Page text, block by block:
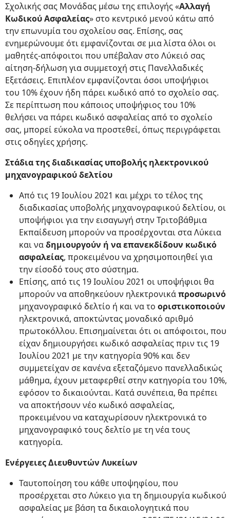
Σχολικής σας Μονάδας μέσω της επιλογής «Αλλαγή
Κωδικού Ασφαλείας» στο κεντρικό μενού κάτω από
την επωνυμία του σχολείου σας. Επίσης, σας
ενημερώνουμε ότι εμφανίζονται σε μια λίστα όλοι οι
μαθητές-απόφοιτοι που υπέβαλαν στο Λύκειό σας
αίτηση-δήλωση για συμμετοχή στις Πανελλαδικές
Εξετάσεις. Επιπλέον εμφανίζονται όσοι υποψήφιοι
του 10% έχουν ήδη πάρει κωδικό από το σχολείο σας.
Σε περίπτωση που κάποιος υποψήφιος του 10%
θελήσει να πάρει κωδικό ασφαλείας από το σχολείο
σας, μπορεί εύκολα να προστεθεί, όπως περιγράφεται
στις οδηγίες χρήσης.
Στάδια της διαδικασίας υποβολής ηλεκτρονικού
μηχανογραφικού δελτίου
Από τις 19 Ιουλίου 2021 και μέχρι το τέλος της
διαδικασίας υποβολής μηχανογραφικού δελτίου, οι
υποψήφιοι για την εισαγωγή στην Τριτοβάθμια
Εκπαίδευση μπορούν να προσέρχονται στα Λύκεια
και ναδημιουργούν ή να επανεκδίδουν κωδικό
ασφαλείας, προκειμένου να χρησιμοποιηθεί για
την είσοδό τους στο σύστημα.
Επίσης, από τις 19 Ιουλίου 2021 οι υποψήφιοι θα
μπορούν να αποθηκεύουν ηλεκτρονικάπροσωρινό
μηχανογραφικό δελτίο ή και να το οριστικοποιούν
ηλεκτρονικά, αποκτώντας μοναδικό αριθμό
πρωτοκόλλου. Επισημαίνεται ότι οι απόφοιτοι, που
είχαν δημιουργήσει κωδικό ασφαλείας πριν τις 19
Ιουλίου 2021 με την κατηγορία 90% και δεν
συμμετείχαν σε κανένα εξεταζόμενο πανελλαδικώς
μάθημα, έχουν μεταφερθεί στην κατηγορία του 10%,
εφόσον το δικαιούνται. Κατά συνέπεια, θα πρέπει
να αποκτήσουν νέο κωδικό ασφαλείας,
προκειμένου να καταχωρίσουν ηλεκτρονικά το
μηχανογραφικό τους δελτίο με τη νέα τους
κατηγορία.
Ενέργειες Διευθυντών Λυκείων
Ταυτοποίηση του κάθε υποψηφίου, που
προσέρχεται στο Λύκειο για τη δημιουργία κωδικού
ασφαλείας με βάση τα δικαιολογητικά που